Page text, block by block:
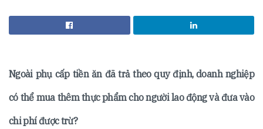
Ngoài phụ cấp tiền ăn đã trả theo quy định, doanh nghiệp
có thể mua thêm thực phẩm cho người lao động và đưa vào
chi phí được trừ?